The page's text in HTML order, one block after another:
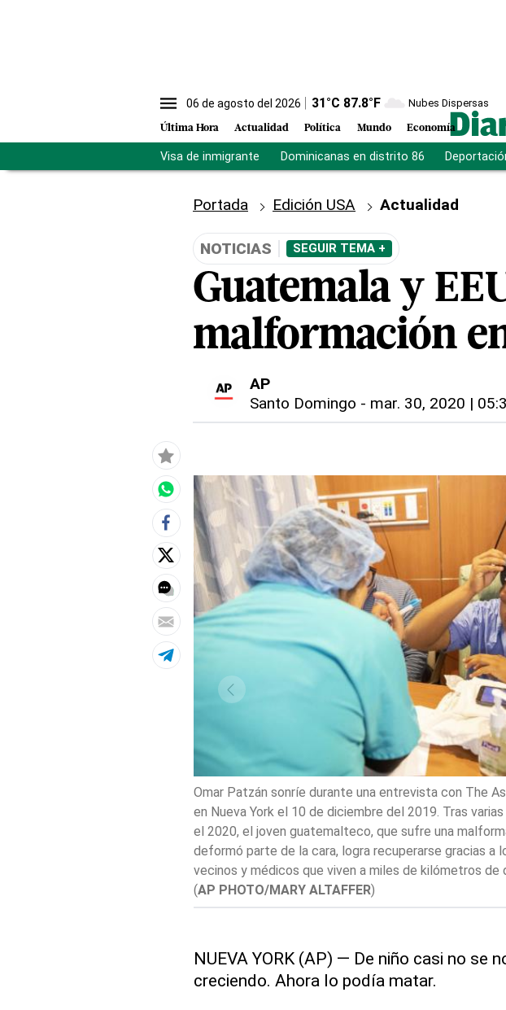
06 de agosto del 2026 31 °C 87.8°F Nubes Dispersas
Última Hora Actualidad Política Mundo Economía
Visa de inmigrante Dominicanas en distrito 86
Portada Edición USA Actualidad
NOTICIAS SEGUIR TEMA +
Guatemala y
malformación
AP
Santo Domingo - mar. 30, 2020 |
Omar Patzán sonríe durante una entrevista con The
en Nueva York el 10 de diciembre del 2019. Tras
el 2020, el joven guatemalteco, que sufre una
deformó parte de la cara, logra recuperarse gracias a
vecinos y médicos que viven a miles de kilómetros de
(AP PHOTO/MARY ALTAFFER)
NUEVA YORK (AP) — De niño casi no se
creciendo. Ahora lo podía matar.